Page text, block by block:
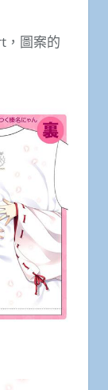
，圖案的